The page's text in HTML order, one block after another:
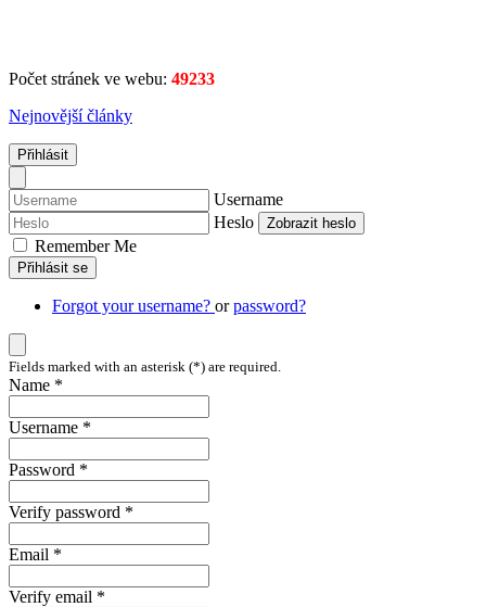
Počet stránek ve webu: 49233
Nejnovější články
Přihlásit
Username
Heslo
Zobrazit heslo
Remember Me
Přihlásit se
Forgot your username? orpassword?
Fields marked with an asterisk (*) are required.
Name *
Username *
Password *
Verify password *
Email *
Verify email *